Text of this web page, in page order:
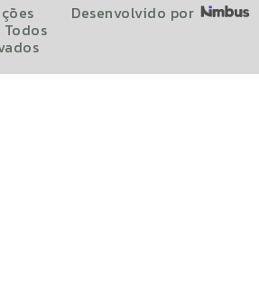
Desenvolvido por